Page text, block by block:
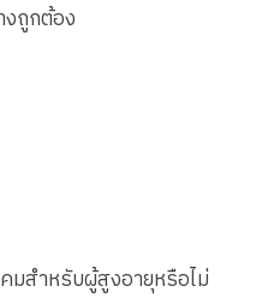
งถูกต้อง
มสำหรับผู้สูงอายุหรือไม่